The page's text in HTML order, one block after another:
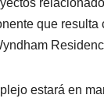
que resulta
estará en